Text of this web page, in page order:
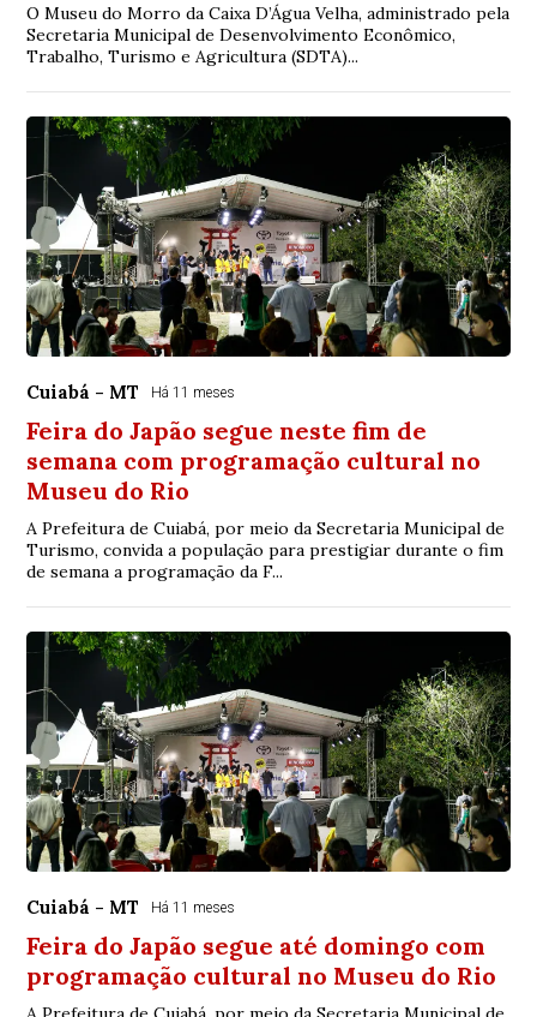
O Museu do Morro da Caixa D’Água Velha, administrado pela
Secretaria Municipal de Desenvolvimento Econômico,
Trabalho, Turismo e Agricultura (SDTA)...
Cuiabá - MT Há 11 meses
Feira do Japão segue neste fim de
semana com programação cultural no
Museu do Rio
A Prefeitura de Cuiabá, por meio da Secretaria Municipal de
Turismo, convida a população para prestigiar durante o fim
de semana a programação da F...
Cuiabá - MT Há 11 meses
Feira do Japão segue até domingo com
programação cultural no Museu do Rio